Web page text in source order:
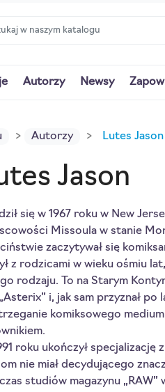
Autorzy Newsy
Autorzy Lutes Jason
Jason
się w 1967 roku w New
Missoula w stanie
zaczytywał się
z rodzicami w wieku ośmiu
rodzaju. To na Starym
i, jak sam przyznał po
komiksowego
roku ukończył specjalizację
nie miał decydującego
studiów magazynu